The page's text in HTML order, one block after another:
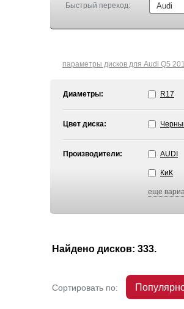
Быстрый переход:
параметры дисков для Audi Q5
Диаметры: R17
Цвет диска:
Производители: AUDI
КиК
еще
Найдено дисков: 333.
Сортировать по: